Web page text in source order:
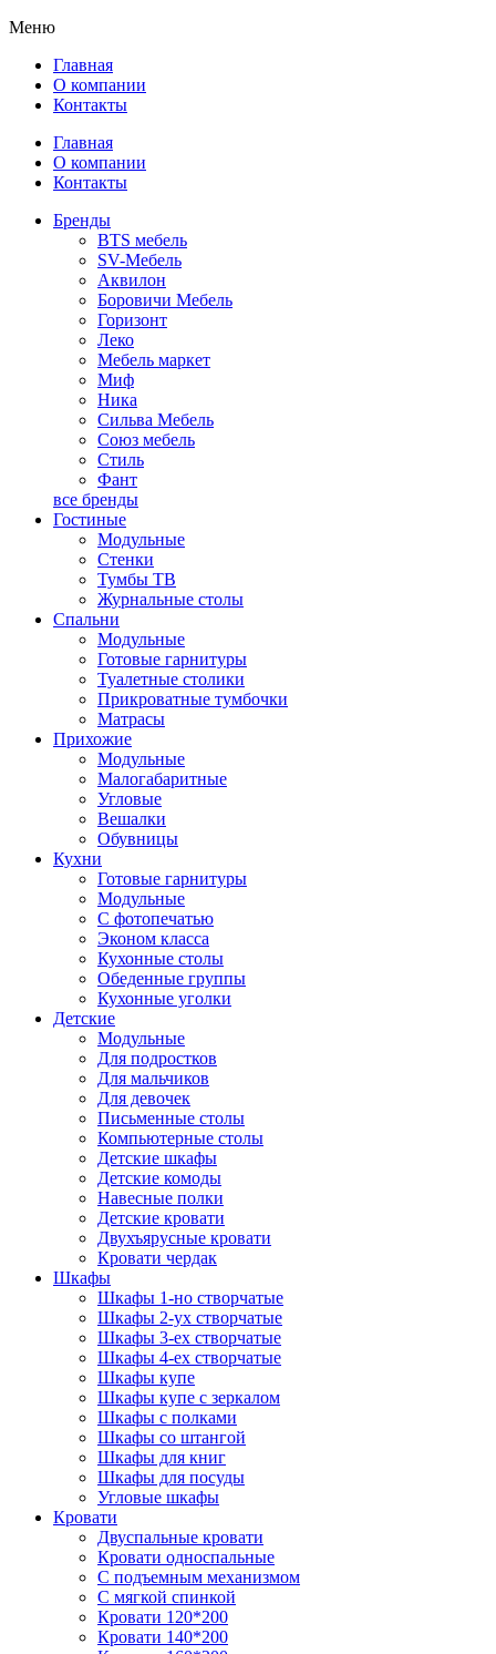
Меню
Главная
О компании
Контакты
Главная
О компании
Контакты
Бренды
BTS мебель
SV-Мебель
Аквилон
Боровичи Мебель
Горизонт
Леко
Мебель маркет
Миф
Ника
Сильва Мебель
Союз мебель
Стиль
Фант
все бренды
Гостиные
Модульные
Стенки
Тумбы ТВ
Журнальные столы
Спальни
Модульные
Готовые гарнитуры
Туалетные столики
Прикроватные тумбочки
Матрасы
Прихожие
Модульные
Малогабаритные
Угловые
Вешалки
Обувницы
Кухни
Готовые гарнитуры
Модульные
С фотопечатью
Эконом класса
Кухонные столы
Обеденные группы
Кухонные уголки
Детские
Модульные
Для подростков
Для мальчиков
Для девочек
Письменные столы
Компьютерные столы
Детские шкафы
Детские комоды
Навесные полки
Детские кровати
Двухъярусные кровати
Кровати чердак
Шкафы
Шкафы 1-но створчатые
Шкафы 2-ух створчатые
Шкафы 3-ех створчатые
Шкафы 4-ех створчатые
Шкафы купе
Шкафы купе с зеркалом
Шкафы с полками
Шкафы со штангой
Шкафы для книг
Шкафы для посуды
Угловые шкафы
Кровати
Двуспальные кровати
Кровати односпальные
С подъемным механизмом
С мягкой спинкой
Кровати 120*200
Кровати 140*200